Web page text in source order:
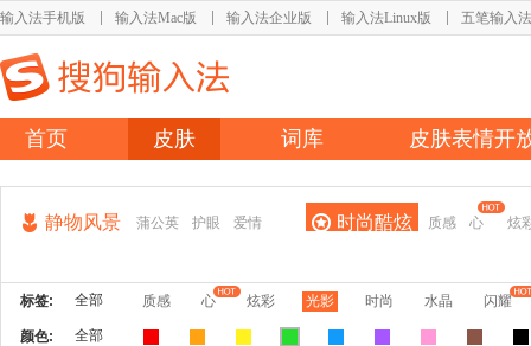
输入法手机版 输入法Mac版 输入法企业版 输入法Linux版 五笔输入法
首页 皮肤 词库 皮肤表情开
静物风景 蒲公英 护眼 爱情 时尚酷炫 质感 心 炫
标签: 全部 质感 心 炫彩 光影 时尚 水晶 闪耀
颜色: 全部